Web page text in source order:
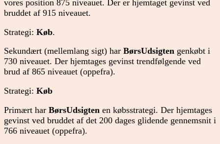
vores position 875 niveauet. Der er hjemtaget gevinst ved
bruddet af 915 niveauet.
Strategi: Køb.
Sekundært (mellemlang sigt) har BørsUdsigten genkøbt i
730 niveauet. Der hjemtages gevinst trendfølgende ved
brud af 865 niveauet (oppefra).
Strategi: Køb
Primært har BørsUdsigten en købsstrategi. Der hjemtages
gevinst ved bruddet af det 200 dages glidende gennemsnit i
766 niveauet (oppefra).